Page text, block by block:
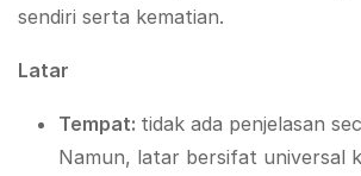
sendiri serta kematian.
Latar
Tempat: tidak ada penjelasan
Namun, latar bersifat universal